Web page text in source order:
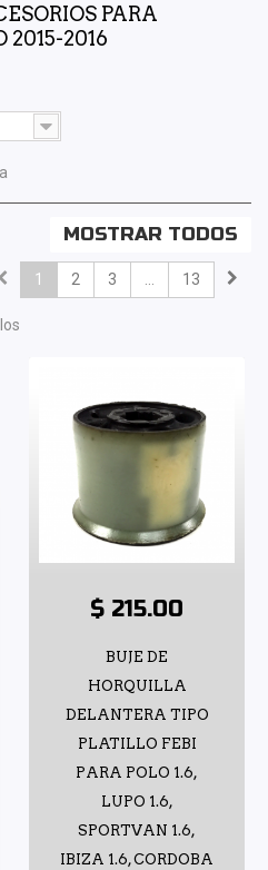
PARA
2015-2016
MOSTRAR TODOS
1 2 3 ... 13
$ 215.00
BUJE DE
HORQUILLA
DELANTERA TIPO
PLATILLO FEBI
PARA POLO 1.6,
LUPO 1.6,
SPORTVAN 1.6,
IBIZA 1.6, CORDOBA